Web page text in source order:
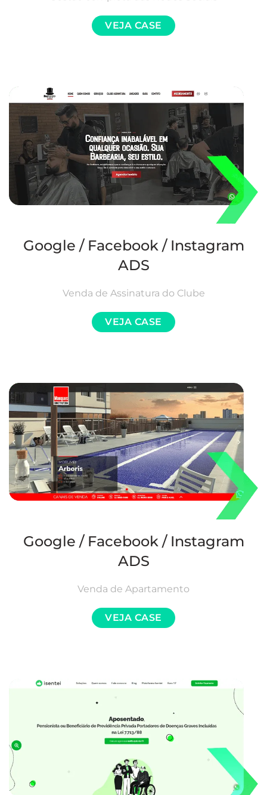
VEJA CASE
Google / Facebook / Instagram
ADS
Venda de Assinatura do Clube
VEJA CASE
Google / Facebook / Instagram
ADS
Venda de Apartamento
VEJA CASE